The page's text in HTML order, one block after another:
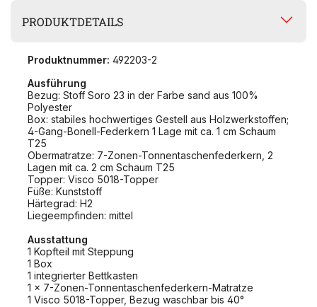
PRODUKTDETAILS
Produktnummer: 492203-2
Ausführung
Bezug: Stoff Soro 23 in der Farbe sand aus 100%
Polyester
Box: stabiles hochwertiges Gestell aus Holzwerkstoffen;
4-Gang-Bonell-Federkern 1 Lage mit ca. 1 cm Schaum
T25
Obermatratze: 7-Zonen-Tonnentaschenfederkern, 2
Lagen mit ca. 2 cm Schaum T25
Topper: Visco 5018-Topper
Füße: Kunststoff
Härtegrad: H2
Liegeempfinden: mittel
Ausstattung
1 Kopfteil mit Steppung
1 Box
1 integrierter Bettkasten
1 x 7-Zonen-Tonnentaschenfederkern-Matratze
1 Visco 5018-Topper, Bezug waschbar bis 40°